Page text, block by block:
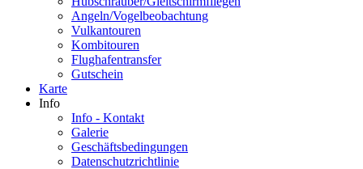
Angeln/Vogelbeobachtung
Vulkantouren
Kombitouren
Flughafentransfer
Gutschein
Karte
Info
Info - Kontakt
Galerie
Geschäftsbedingungen
Datenschutzrichtlinie